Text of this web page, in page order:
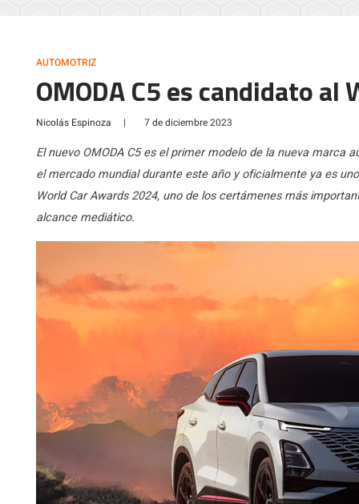
AUTOMOTRIZ
OMODA C5 es candidato al
Nicolás Espinoza | 7 de diciembre 2023
El nuevo OMODA C5 es el primer modelo de la nueva marca
el mercado mundial durante este año y oficialmente ya es
World Car Awards 2024, uno de los certámenes más
alcance mediático.